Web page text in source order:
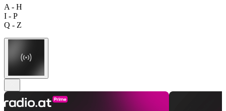
A - H
I - P
Q - Z